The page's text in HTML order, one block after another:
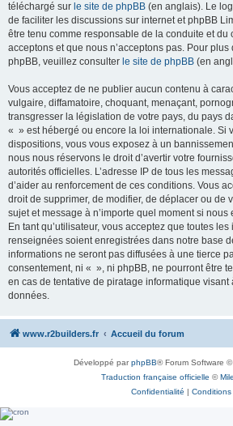
téléchargé sur le site de phpBB (en anglais). Le
de faciliter les discussions sur internet et phpBB
être tenu comme responsable de la conduite et du
acceptons et que nous n’acceptons pas. Pour plus
phpBB, veuillez consulter le site de phpBB (en
Vous acceptez de ne publier aucun contenu à
vulgaire, diffamatoire, choquant, menaçant,
transgresser la législation de votre pays, du pays
« » est hébergé ou encore la loi internationale. Si
dispositions, vous vous exposez à un
nous nous réservons le droit d’avertir votre
autorités officielles. L’adresse IP de tous les
d’aider au renforcement de ces conditions. Vous
droit de supprimer, de modifier, de déplacer ou de
sujet et message à n’importe quel moment si
En tant qu’utilisateur, vous acceptez que toutes
renseignées soient enregistrées dans notre base
informations ne seront pas diffusées à une tierce
consentement, ni « », ni phpBB, ne pourront être
en cas de tentative de piratage informatique visant
données.
www.r2builders.fr Accueil du forum
Développé parphpBB® Forum Software
Traduction française officielle ©
Confidentialité | Conditions